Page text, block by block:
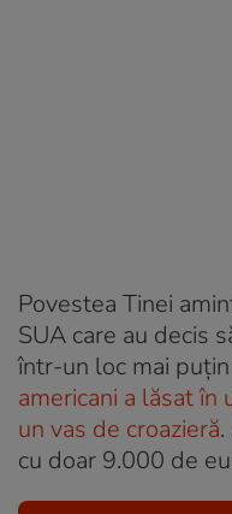
Povestea Tinei
SUA care au decis
într-un loc mai
americani a lăsat în
un vas de croazieră
cu doar 9.000 de